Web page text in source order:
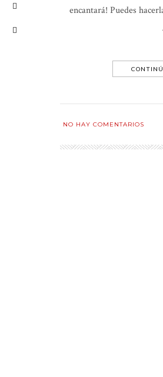
encantará! Puedes
NO HAY COMENTARIOS